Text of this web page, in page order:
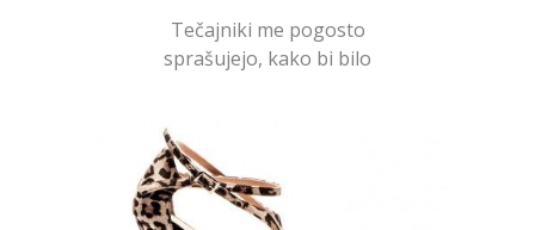
Tečajniki me pogosto
sprašujejo, kako bi bilo